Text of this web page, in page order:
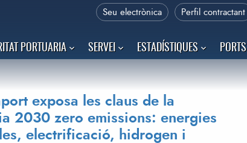
Seu electrònica Perfil contractant
PORTUARIA SERVEI ESTADÍSTIQUES PORTS
exposa les claus de la
2030 zero emissions: energies
electrificació, hidrogen i